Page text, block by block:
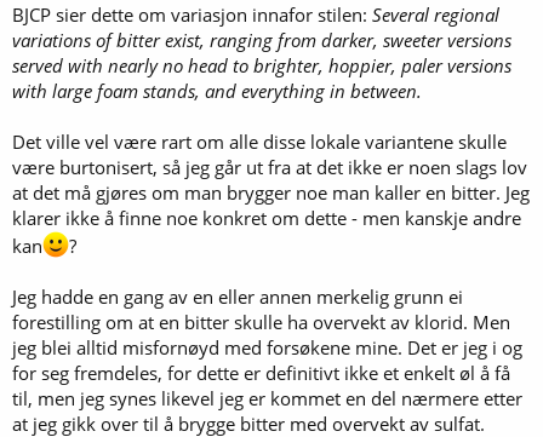
BJCP sier dette om variasjon innafor stilen: Several regional
variations of bitter exist, ranging from darker, sweeter versions
served with nearly no head to brighter, hoppier, paler versions
with large foam stands, and everything in between.
Det ville vel være rart om alle disse lokale variantene skulle
være burtonisert, så jeg går ut fra at det ikke er noen slags lov
at det må gjøres om man brygger noe man kaller en bitter. Jeg
klarer ikke å finne noe konkret om dette - men kanskje andre
kan
?
Jeg hadde en gang av en eller annen merkelig grunn ei
forestilling om at en bitter skulle ha overvekt av klorid. Men
jeg blei alltid misfornøyd med forsøkene mine. Det er jeg i og
for seg fremdeles, for dette er definitivt ikke et enkelt øl å få
til, men jeg synes likevel jeg er kommet en del nærmere etter
at jeg gikk over til å brygge bitter med overvekt av sulfat.